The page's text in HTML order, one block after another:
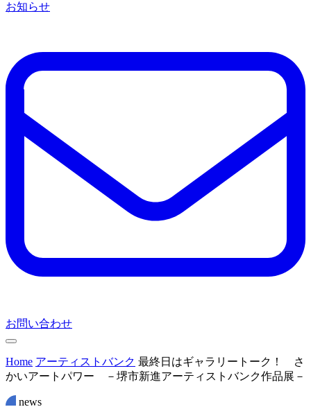
お知らせ
お問い合わせ
Home アーティストバンク 最終日はギャラリートーク！ さ
かいアートパワー －堺市新進アーティストバンク作品展－
news